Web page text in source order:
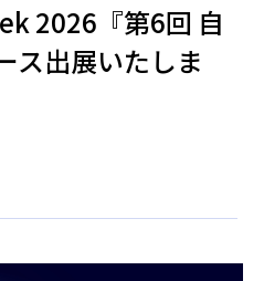
2026『第6回 自
ス出展いたしま